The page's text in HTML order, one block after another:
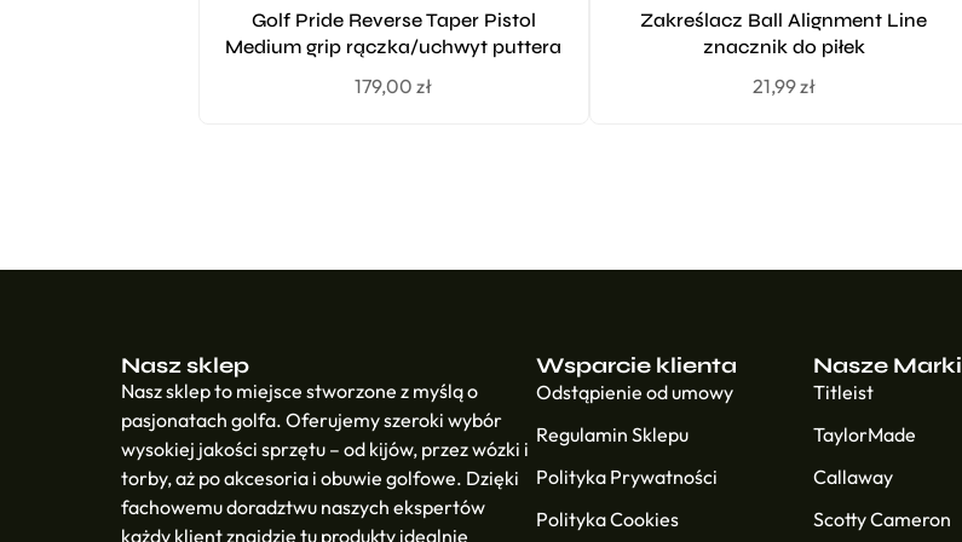
Golf Pride Reverse Taper Pistol
Medium grip rączka/uchwyt puttera
179,00zł
Zakreślacz Ball Alignment Line
znacznik do piłek
21,99zł
Nasz sklep
Nasz sklep to miejsce stworzone z myślą o
pasjonatach golfa. Oferujemy szeroki wybór
wysokiej jakości sprzętu – od kijów, przez wózki i
torby, aż po akcesoria i obuwie golfowe. Dzięki
fachowemu doradztwu naszych ekspertów
każdy klient znajdzie tu produkty idealnie
Wsparcie klienta
Odstąpienie od umowy
Regulamin Sklepu
Polityka Prywatności
Polityka Cookies
Nasze Marki
Titleist
TaylorMade
Callaway
Scotty Cameron